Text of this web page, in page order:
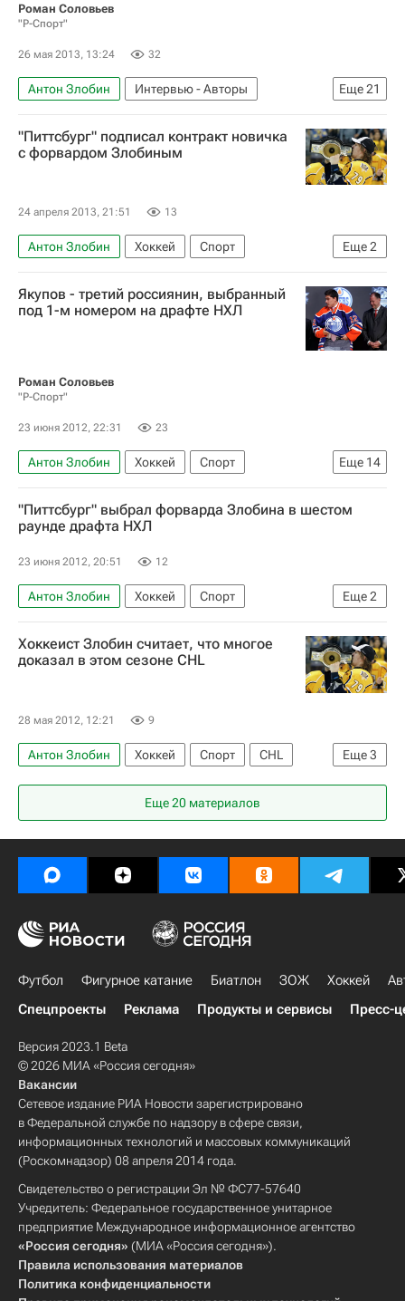
Роман Соловьев
"Р-Спорт"
26 мая 2013, 13:24 32
Еще21
Антон Злобин
Интервью - Авторы
Аналитика
Хоккей
Спорт
Игорь Кравчук
QMJHL
Молодежный чемпионат мира по хоккею
Национальная хоккейная лига (НХЛ)
Химик (Воскресенск)
Красная армия
Наиль Якупов
Никита Кучеров
"Питтсбург" подписал контракт новичка
с форвардом Злобиным
24 апреля 2013, 21:51 13
Еще2
Антон Злобин Хоккей
Спорт
Национальная хоккейная лига (НХЛ)
Питтсбург Пингвинз
Якупов - третий россиянин, выбранный
под 1-м номером на драфте НХЛ
Роман Соловьев
"Р-Спорт"
23 июня 2012, 22:31 23
Еще 14
Антон Злобин Хоккей
Спорт
Мультимедийный спортивный пакет
Стив Айзерман
Эдмонтон Ойлерз
Даниил Жарков
Наиль Якупов
Александр Дельнов
Александр Овечкин
"Питтсбург" выбрал форварда Злобина в шестом
раунде драфта НХЛ
23 июня 2012, 20:51 12
Еще2
Антон Злобин Хоккей
Спорт
Национальная хоккейная лига (НХЛ)
Питтсбург Пингвинз
Хоккеист Злобин считает, что многое
доказал в этом сезоне CHL
28 мая 2012, 12:21 9
Еще3
Антон Злобин Хоккей Спорт
CHL
Мемориальный кубок
Лондон Найтс
Шавиниган Катарактс
Еще 20 материалов
Футбол Фигурное катание Биатлон ЗОЖ Хоккей
Спецпроекты
Реклама Продукты и сервисы Пресс-
Версия 2023.1 Beta
© 2026 МИА «Россия сегодня»
Вакансии
Сетевое издание РИА Новости зарегистрировано
в Федеральной службе по надзору в сфере связи,
информационных технологий и массовых коммуникаций
(Роскомнадзор) 08 апреля 2014 года.
Свидетельство о регистрации Эл № ФС77-57640
Учредитель: Федеральное государственное унитарное
предприятие Международное информационное агентство
«Россия сегодня» (МИА «Россия сегодня»).
Правила использования материалов
Политика конфиденциальности